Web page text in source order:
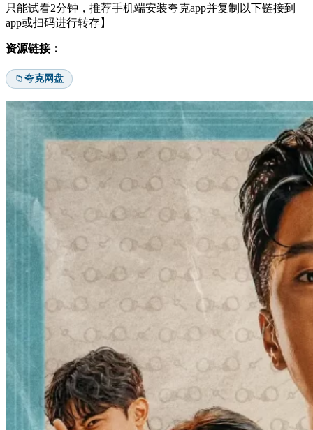
只能试看2分钟，推荐手机端安装夸克app并复制以下链接到
app或扫码进行转存】
资源链接：
📁夸克网盘